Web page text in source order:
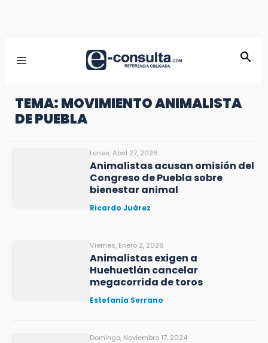
TEMA: MOVIMIENTO ANIMALISTA
DE PUEBLA
Lunes, Abril 27, 2026
Animalistas acusan omisión del
Congreso de Puebla sobre
bienestar animal
Ricardo Juárez
Viernes, Enero 2, 2026
Animalistas exigen a
Huehuetlán cancelar
megacorrida de toros
Estefanía Serrano
Domingo, Noviembre 17, 2024